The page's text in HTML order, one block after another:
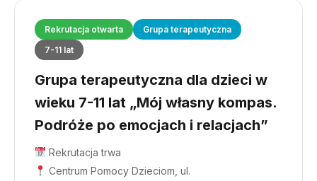
Rekrutacja otwarta
Grupa terapeutyczna
7-11 lat
Grupa terapeutyczna dla dzieci w
wieku 7-11 lat „Mój własny kompas.
Podróże po emocjach i relacjach”
Rekrutacja trwa
Centrum Pomocy Dzieciom, ul.